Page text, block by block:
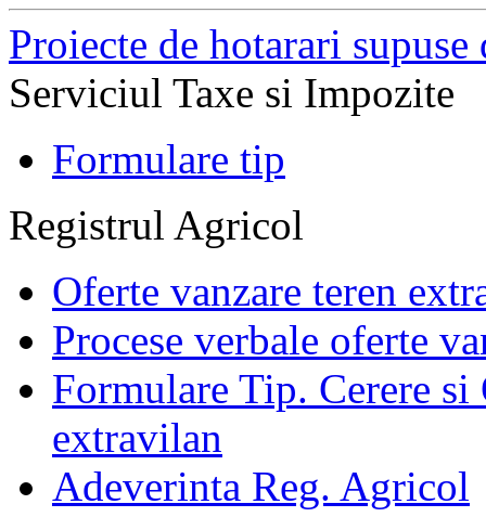
Proiecte de hotarari
Serviciul Taxe si Impozite
Formulare tip
Registrul Agricol
Oferte vanzare teren
Procese verbale oferte
Formulare Tip. Cerere si
extravilan
Adeverinta Reg. Agricol